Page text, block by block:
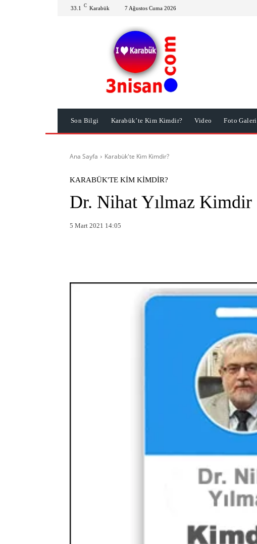
33.1 C Karabük 7 Ağustos Cuma 2026
Son Bilgi Karabük’te Kim Kimdir? Video Foto Galeri
Ana Sayfa Karabük'te Kim Kimdir?
KARABÜK'TE KIM KIMDIR?
Dr. Nihat Yılmaz Kimdir
5 Mart 2021 14:05